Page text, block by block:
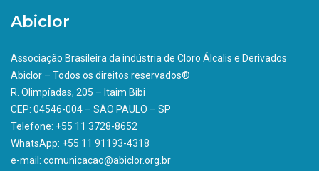
Abiclor
Associação Brasileira da indústria de Cloro Álcalis e Derivados
Abiclor – Todos os direitos reservados®
R. Olimpíadas, 205 – Itaim Bibi
CEP: 04546-004 – SÃO PAULO – SP
Telefone: +55 11 3728-8652
WhatsApp: +55 11 91193-4318
e-mail: comunicacao@abiclor.org.br